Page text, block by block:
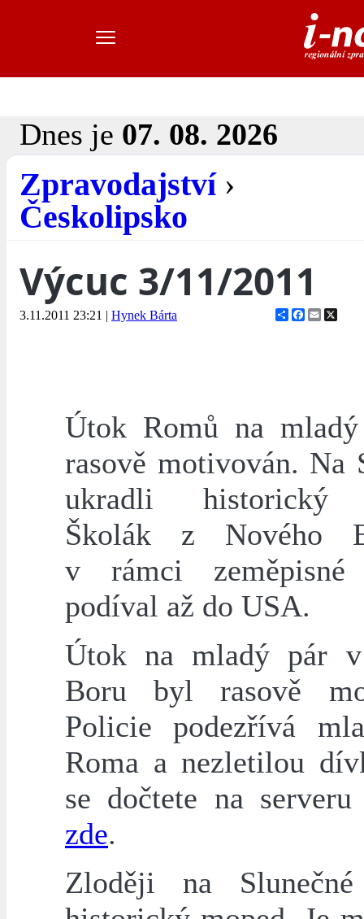
Dnes je 07. 08. 2026
Zpravodajství›
Českolipsko
Výcuc 3/11/2011
3.11.2011 23:21 | Hynek Bárta ShareFacebook
Email
Útok Romů na
rasově motivován. Na
ukradli historický
Školák z Nového
v rámci zeměpisné
podíval až do USA.
Útok na mladý pár
Boru byl rasově
Policie podezřívá
Roma a nezletilou
se dočtete na serveru
zde.
Zloději na